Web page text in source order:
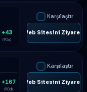
+43
(90d)
Karşılaştır
🌐 Web Sitesini Ziyaret
+167
(90d)
Karşılaştır
🌐 Web Sitesini Ziyaret